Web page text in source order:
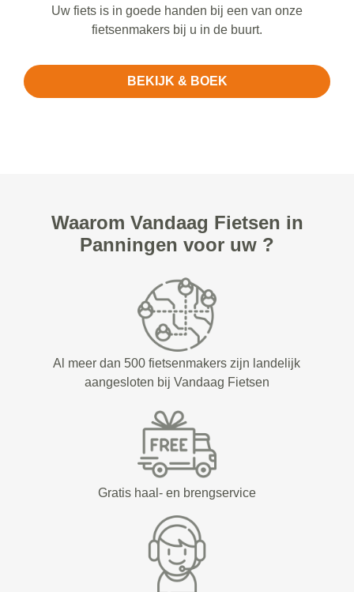
Uw fiets is in goede handen bij een van onze
fietsenmakers bij u in de buurt.
BEKIJK & BOEK
Waarom Vandaag Fietsen in
Panningen voor uw ?
Al meer dan 500 fietsenmakers zijn landelijk
aangesloten bij Vandaag Fietsen
Gratis haal- en brengservice